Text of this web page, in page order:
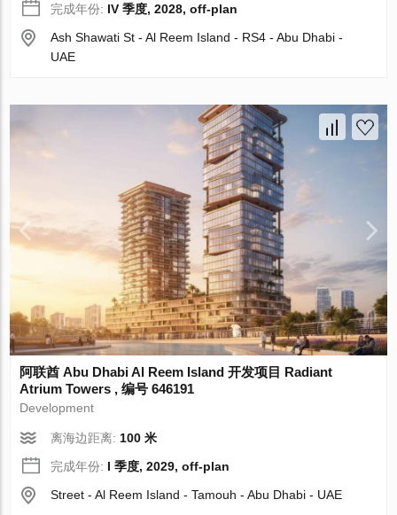
完成年份: IV 季度, 2028, off-plan
Ash Shawati St - Al Reem Island - RS4 - Abu Dhabi -
UAE
阿联酋 Abu Dhabi Al Reem Island 开发项目 Radiant
Atrium Towers , 编号 646191
Development
离海边距离:100 米
完成年份: I 季度, 2029, off-plan
Street - Al Reem Island - Tamouh - Abu Dhabi - UAE